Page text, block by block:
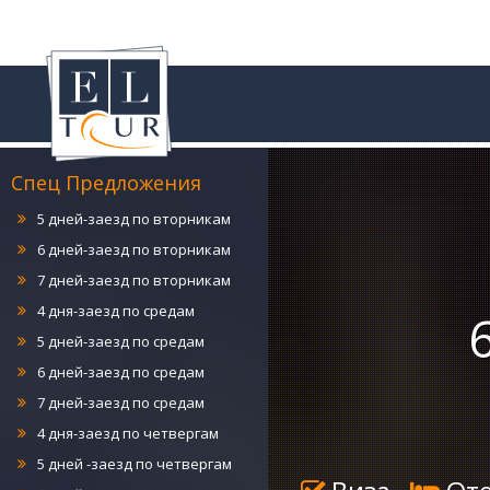
Спец Предложения
5 дней-заезд по понедельникам
6 дней-заезд по понедельникам
7 дней-заезд по понедельникам
4 дня-заезд по вторникам
5 дней-заезд по вторникам
6 дней-заезд по вторникам
7 дней-заезд по вторникам
4 дня-заезд по средам
5 дней-заезд по средам
6 дней-заезд по средам
7 дней-заезд по средам
4 дня-заезд по четвергам
5 дней -заезд по четвергам
6 дней-заезд по четвергам